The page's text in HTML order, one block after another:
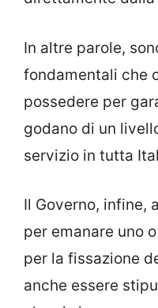
In altre parole,
fondamentali che
possedere per
godano di un
servizio in tutta
Il Governo, infine,
per emanare uno
per la fissazione
anche essere